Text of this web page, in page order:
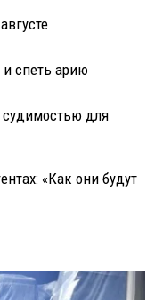
спеть арию
для
«Как они будут